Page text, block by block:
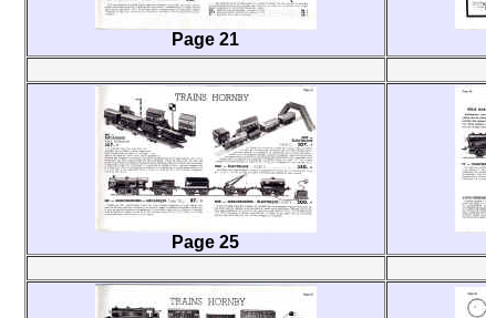
Page 21
Page 25